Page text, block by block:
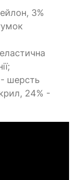
3%
- шерсть
24% -